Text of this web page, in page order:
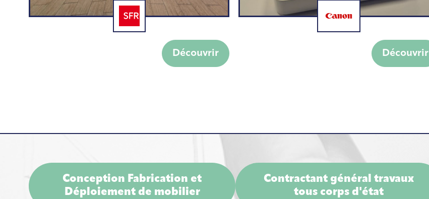
Découvrir Découvrir
Conception Fabrication et
Déploiement de mobilier
Contractant général travaux
tous corps d'état